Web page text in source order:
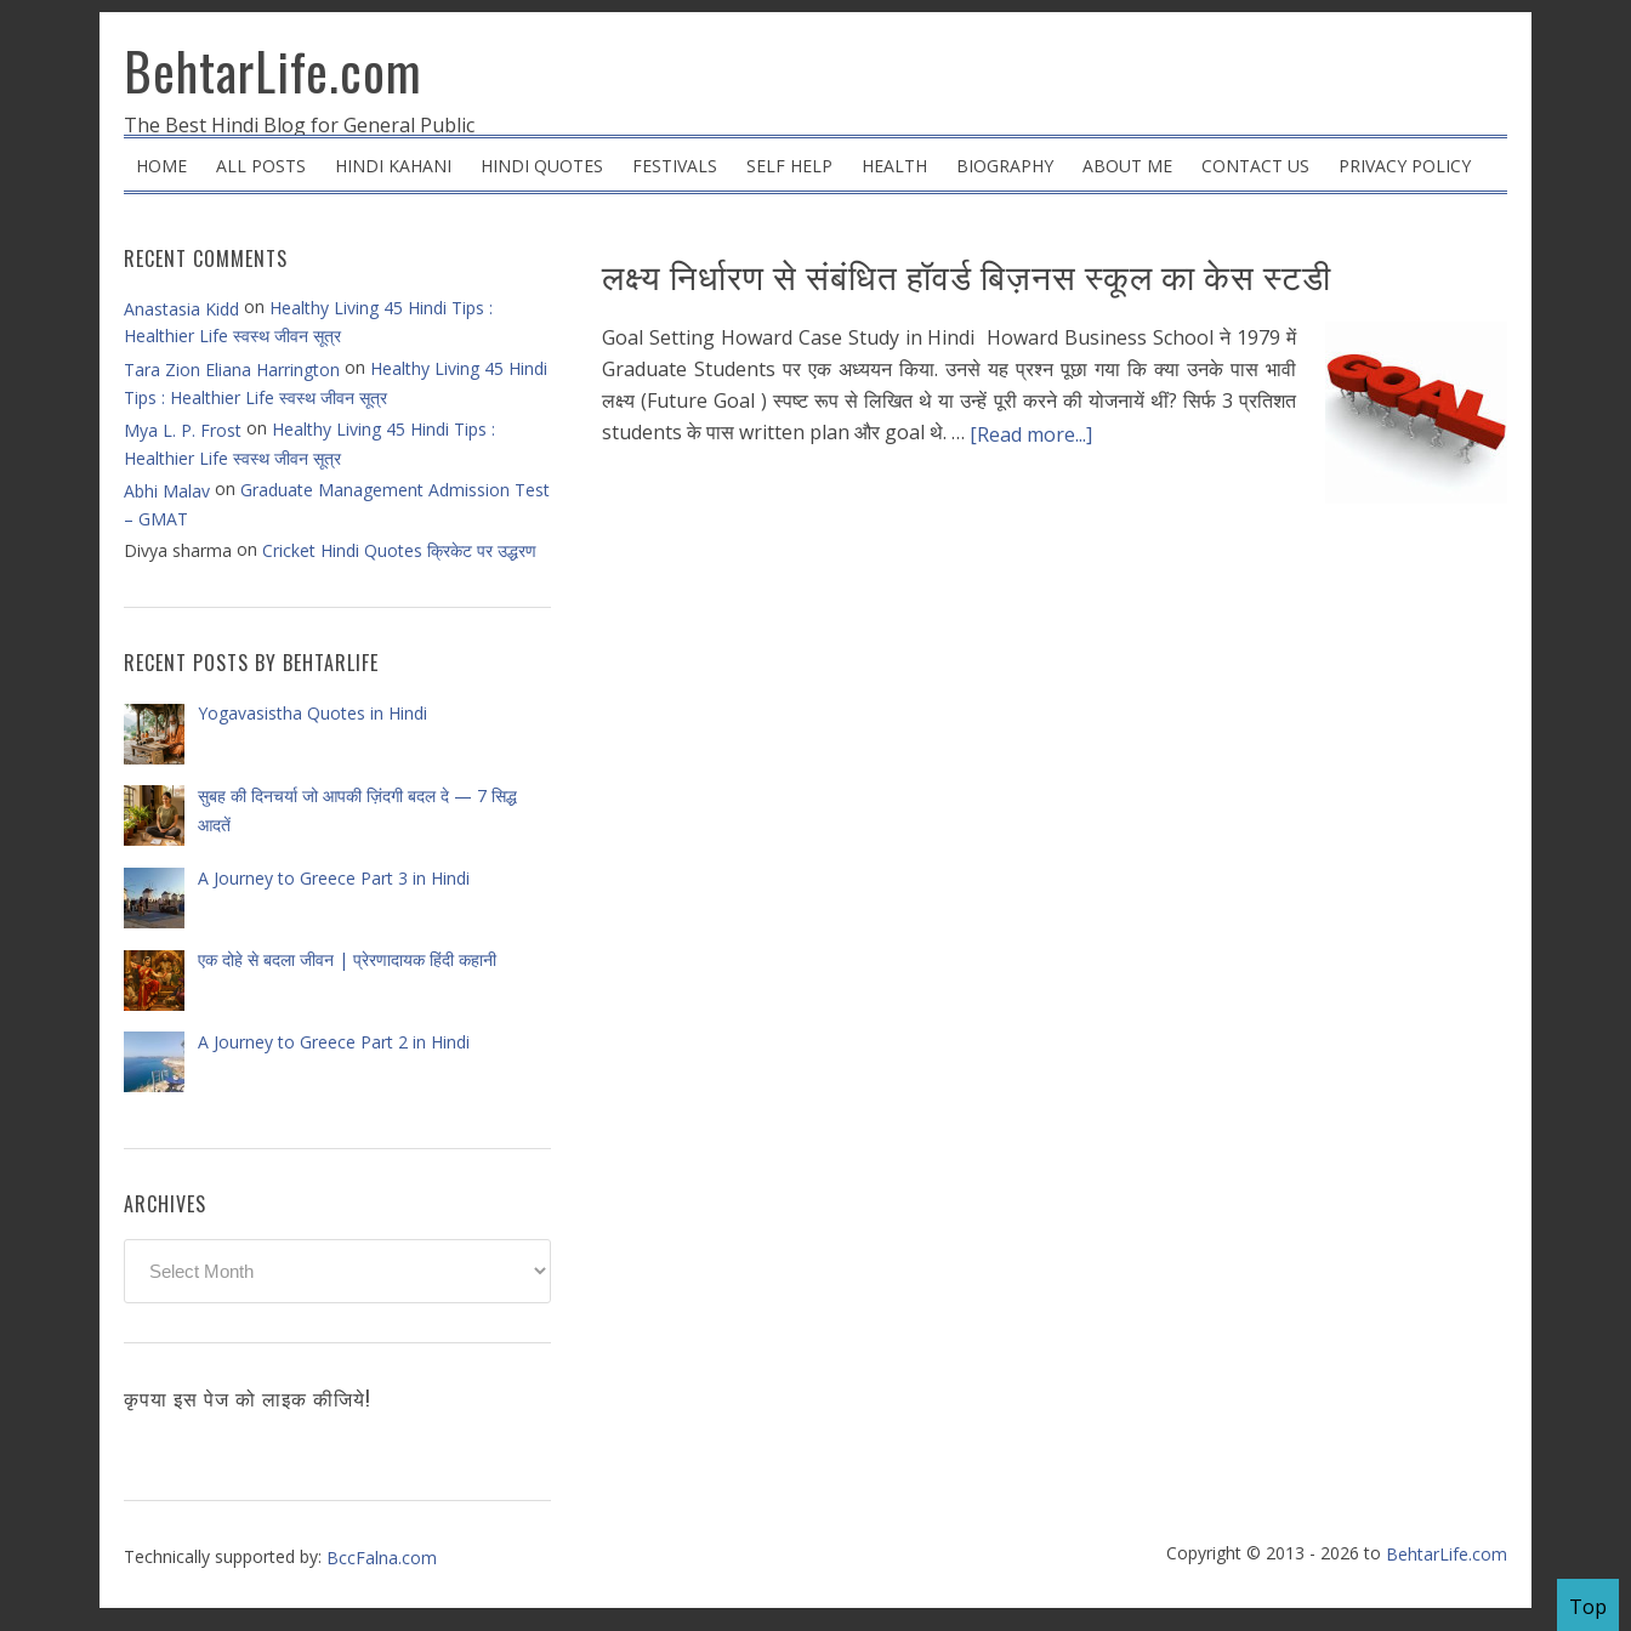
BehtarLife.com
The Best Hindi Blog for General Public
HOME ALL POSTS HINDI KAHANI HINDI QUOTES FESTIVALS SELF HELP HEALTH BIOGRAPHY ABOUT ME CONTACT US PRIVACY POLICY
लक्ष्य निर्धारण से संबंधित हॉवर्ड बिज़नस स्कूल का केस स्टडी
Goal Setting Howard Case Study in Hindi Howard Business School ने 1979 में
Graduate Students पर एक अध्ययन किया. उनसे यह प्रश्न पूछा गया कि क्या उनके पास भावी
लक्ष्य (Future Goal ) स्पष्ट रूप से लिखित थे या उन्हें पूरी करने की योजनायें थीं? सिर्फ 3 प्रतिशत
students के पास written plan और goal थे. … [Read more...]
RECENT COMMENTS
Anastasia Kidd on Healthy Living 45 Hindi Tips :
Healthier Life स्वस्थ जीवन सूत्र
Tara Zion Eliana Harrington on Healthy Living 45 Hindi
Tips : Healthier Life स्वस्थ जीवन सूत्र
Mya L. P. Frost on Healthy Living 45 Hindi Tips :
Healthier Life स्वस्थ जीवन सूत्र
Abhi Malav on Graduate Management Admission Test
– GMAT
Divya sharma on Cricket Hindi Quotes क्रिकेट पर उद्धरण
RECENT POSTS BY BEHTARLIFE
Yogavasistha Quotes in Hindi
सुबह की दिनचर्या जो आपकी ज़िंदगी बदल दे — 7 सिद्ध
आदतें
A Journey to Greece Part 3 in Hindi
एक दोहे से बदला जीवन | प्रेरणादायक हिंदी कहानी
A Journey to Greece Part 2 in Hindi
ARCHIVES
कृपया इस पेज को लाइक कीजिये!
Technically supported by: BccFalna.com Copyright © 2013 - 2026 to BehtarLife.com
Top